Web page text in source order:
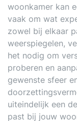
woonkamer kan
vaak om wat
zowel bij elkaar
weerspiegelen,
het nodig om
proberen en
gewenste sfeer
uiteindelijk een
past bij jouw